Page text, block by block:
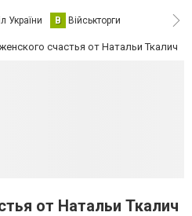
України В Військторги
счастья от Натальи Ткалич
от Натальи Ткалич